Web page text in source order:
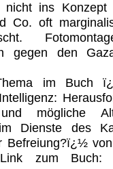
nicht ins
Co. oft
gegen den
im Buch
mögliche
Dienste des
Befreiung?ï¿½
zum Buch: